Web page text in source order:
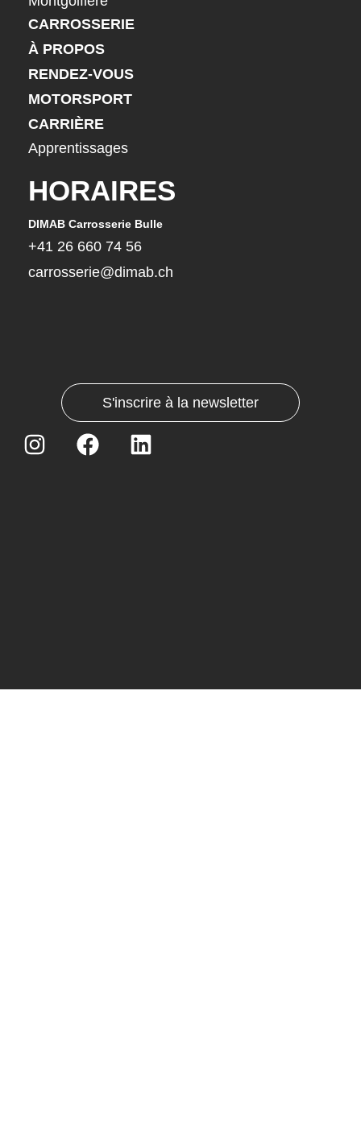
CARROSSERIE
À PROPOS
RENDEZ-VOUS
MOTORSPORT
CARRIÈRE
Apprentissages
HORAIRES
DIMAB Carrosserie Bulle
+41 26 660 74 56
carrosserie@dimab.ch
S'inscrire à la newsletter